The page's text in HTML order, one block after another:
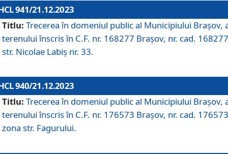
941/21.12.2023
Titlu: Trecerea în domeniul public al Municipiului Braşov,
terenului înscris în C.F. nr. 168277 Brașov, nr. cad.
str. Nicolae Labiș nr. 33.
940/21.12.2023
Titlu: Trecerea în domeniul public al Municipiului Braşov,
terenului înscris în C.F. nr. 176573 Brașov, nr. cad.
zona str. Fagurului.